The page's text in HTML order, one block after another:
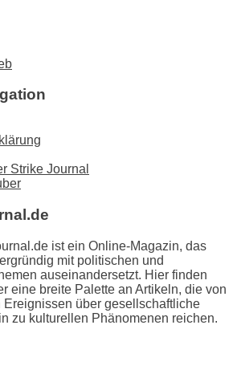
Strike Journal
ist ein Online-Magazin, das
mit politischen und
auseinandersetzt. Hier finden
eine breite Palette an Artikeln, die von
über gesellschaftliche
zu kulturellen Phänomenen reichen.